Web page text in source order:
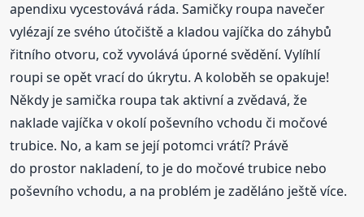
apendixu vycestovává ráda. Samičky roupa navečer
vylézají ze svého útočiště a kladou vajíčka do záhybů
řitního otvoru, což vyvolává úporné svědění. Vylíhlí
roupi se opět vrací do úkrytu. A koloběh se opakuje!
Někdy je samička roupa tak aktivní a zvědavá, že
naklade vajíčka v okolí poševního vchodu či močové
trubice. No, a kam se její potomci vrátí? Právě
do prostor nakladení, to je do močové trubice nebo
poševního vchodu, a na problém je zaděláno ještě více.